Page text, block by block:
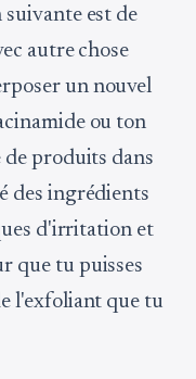
suivante est de
autre chose
un nouvel
ou ton
de produits dans
des ingrédients
d'irritation et
que tu puisses
l'exfoliant que tu